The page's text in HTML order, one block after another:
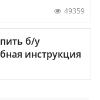
49359
б/у
инструкция